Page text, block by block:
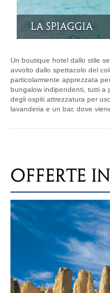
L'albergo
Un boutique hotel dallo stile
avvolto dallo spettacolo del
particolarmente apprezzata
bungalow indipendenti, tutti a
degli ospiti attrezzatura per
lavanderia e un bar, dove
OFFERTE